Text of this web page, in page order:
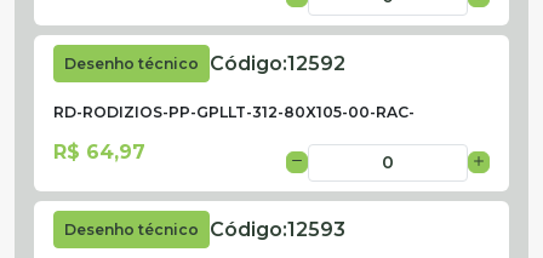
Desenho técnico Código:12592
RD-RODIZIOS-PP-GPLLT-312-80X105-00-RAC-
R$ 64,97
Desenho técnico Código:12593